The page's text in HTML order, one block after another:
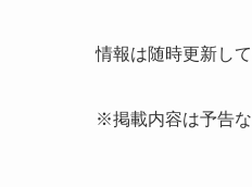
情報は随時更新して
※掲載内容は予告